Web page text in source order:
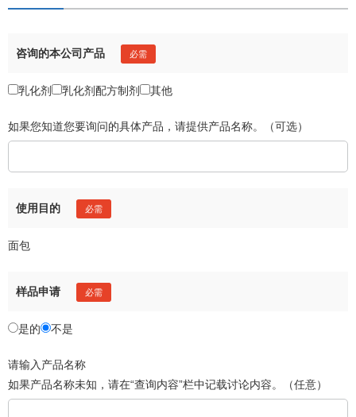
咨询的本公司产品
乳化剂 乳化剂配方制剂 其他
如果您知道您要询问的具体产品，请提供产品名称。（可选）
使用目的
面包
样品申请
是的 不是
请输入产品名称
如果产品名称未知，请在“查询内容”栏中记载讨论内容。（任意）